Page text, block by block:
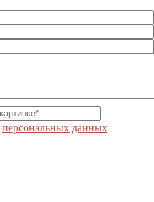
персональных данных